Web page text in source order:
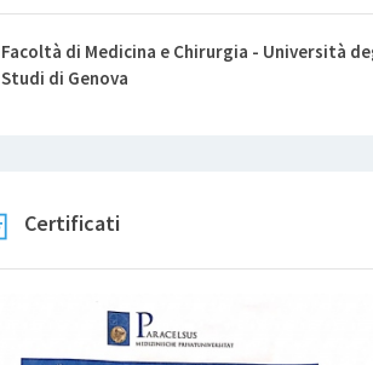
Facoltà di Medicina e Chirurgia - Università
Studi di Genova
Certificati